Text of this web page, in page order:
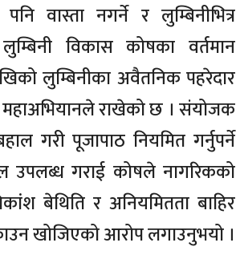
वास्ता नगर्ने र लुम्बिनीभित्र
विकास कोषका वर्तमान
लुम्बिनीका अवैतनिक पहरेदार
महाअभियानले राखेको छ । संयोजक
गरी पूजापाठ नियमित गर्नुपर्ने
उपलब्ध गराई कोषले नागरिकको
बेथिति र अनियमितता बाहिर
खोजिएको आरोप लगाउनुभयो ।